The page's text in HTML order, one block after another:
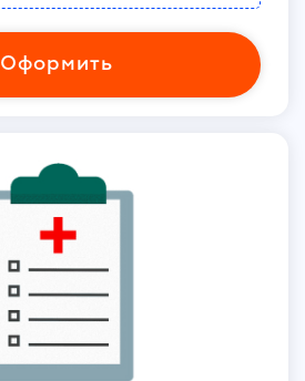
Оформить